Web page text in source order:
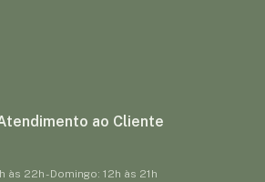
ao Cliente
às 22h - Domingo: 12h às 21h